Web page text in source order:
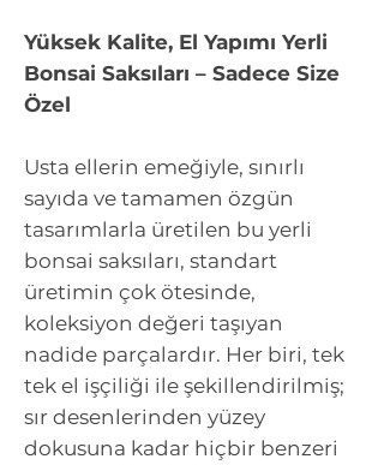
Yüksek Kalite, El Yapımı Yerli
Bonsai Saksıları – Sadece Size
Özel
Usta ellerin emeğiyle, sınırlı
sayıda ve tamamen özgün
tasarımlarla üretilen bu yerli
bonsai saksıları, standart
üretimin çok ötesinde,
koleksiyon değeri taşıyan
nadide parçalardır. Her biri, tek
tek el işçiliği ile şekillendirilmiş;
sır desenlerinden yüzey
dokusuna kadar hiçbir benzeri